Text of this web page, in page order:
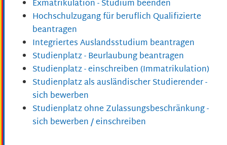
Exmatrikulation - Studium beenden
Hochschulzugang für beruflich Qualifizierte
beantragen
Integriertes Auslandsstudium beantragen
Studienplatz - Beurlaubung beantragen
Studienplatz - einschreiben (Immatrikulation)
Studienplatz als ausländischer Studierender -
sich bewerben
Studienplatz ohne Zulassungsbeschränkung -
sich bewerben / einschreiben